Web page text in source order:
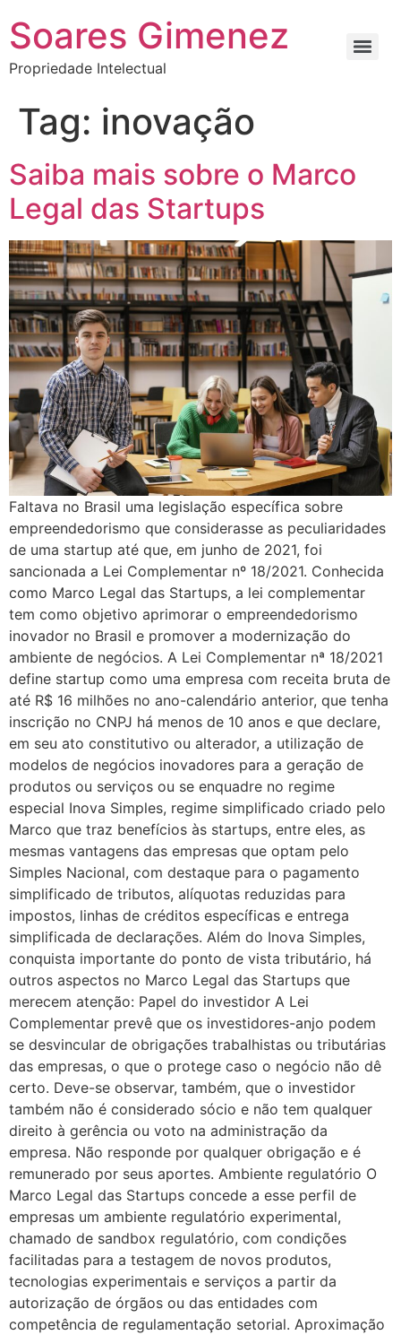
Soares Gimenez
Propriedade Intelectual
Tag: inovação
Saiba mais sobre o Marco
Legal das Startups
Faltava no Brasil uma legislação específica sobre
empreendedorismo que considerasse as peculiaridades
de uma startup até que, em junho de 2021, foi
sancionada a Lei Complementar nº 18/2021. Conhecida
como Marco Legal das Startups, a lei complementar
tem como objetivo aprimorar o empreendedorismo
inovador no Brasil e promover a modernização do
ambiente de negócios. A Lei Complementar nª 18/2021
define startup como uma empresa com receita bruta de
até R$ 16 milhões no ano-calendário anterior, que tenha
inscrição no CNPJ há menos de 10 anos e que declare,
em seu ato constitutivo ou alterador, a utilização de
modelos de negócios inovadores para a geração de
produtos ou serviços ou se enquadre no regime
especial Inova Simples, regime simplificado criado pelo
Marco que traz benefícios às startups, entre eles, as
mesmas vantagens das empresas que optam pelo
Simples Nacional, com destaque para o pagamento
simplificado de tributos, alíquotas reduzidas para
impostos, linhas de créditos específicas e entrega
simplificada de declarações. Além do Inova Simples,
conquista importante do ponto de vista tributário, há
outros aspectos no Marco Legal das Startups que
merecem atenção: Papel do investidor A Lei
Complementar prevê que os investidores-anjo podem
se desvincular de obrigações trabalhistas ou tributárias
das empresas, o que o protege caso o negócio não dê
certo. Deve-se observar, também, que o investidor
também não é considerado sócio e não tem qualquer
direito à gerência ou voto na administração da
empresa. Não responde por qualquer obrigação e é
remunerado por seus aportes. Ambiente regulatório O
Marco Legal das Startups concede a esse perfil de
empresas um ambiente regulatório experimental,
chamado de sandbox regulatório, com condições
facilitadas para a testagem de novos produtos,
tecnologias experimentais e serviços a partir da
autorização de órgãos ou das entidades com
competência de regulamentação setorial. Aproximação